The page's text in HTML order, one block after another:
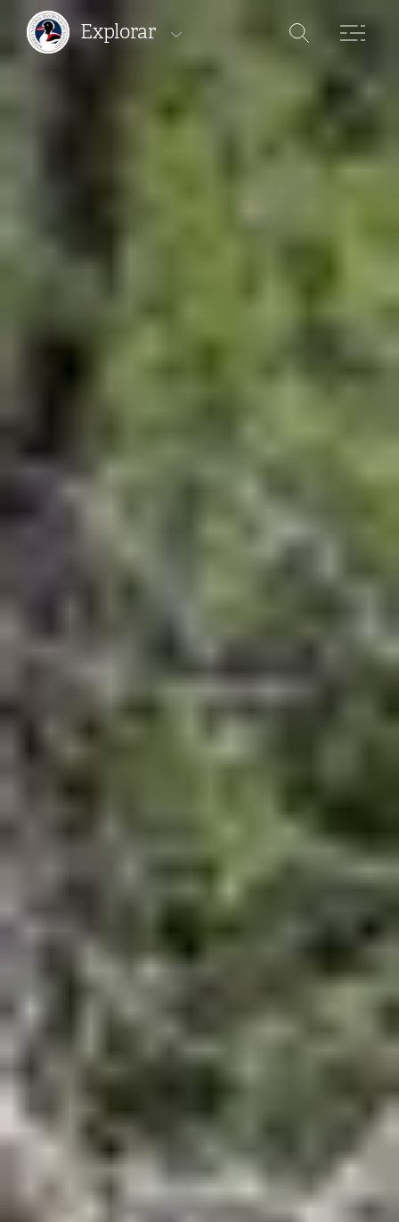
Explorar
Áreas Protegidas
Onde ficar
Onde comer
Onde comprar